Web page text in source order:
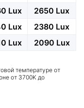
Lux
2650 Lux
Lux
2380 Lux
Lux 2090 Lux
температуре от
от 3700K до